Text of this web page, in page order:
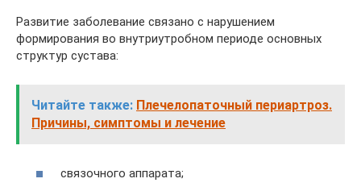
Развитие заболевание связано с нарушением
формирования во внутриутробном периоде основных
структур сустава:
Читайте также: Плечелопаточный периартроз.
Причины, симптомы и лечение
связочного аппарата;